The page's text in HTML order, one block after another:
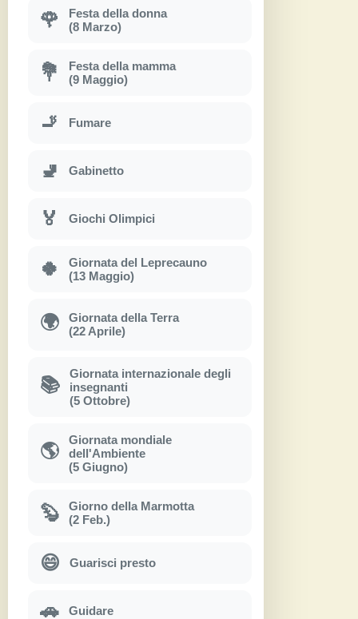
🌹
Festa della donna
(8 Marzo)
💐
Festa della mamma
(9 Maggio)
🚬 Fumare
🚽 Gabinetto
🏅 Giochi Olimpici
🍀
Giornata del Leprecauno
(13 Maggio)
🌍
Giornata della Terra
(22 Aprile)
📚
Giornata internazionale degli
insegnanti
(5 Ottobre)
🌎
Giornata mondiale
dell'Ambiente
(5 Giugno)
🦫
Giorno della Marmotta
(2 Feb.)
😄 Guarisci presto
🚗 Guidare